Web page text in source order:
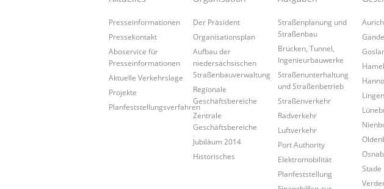
Presseinformationen
Pressekontakt
Aboservice für
Presseinformationen
Aktuelle Verkehrslage
Projekte
Planfeststellungsverfahren
Der Präsident
Organisationsplan
Aufbau der
niedersächsischen
Straßenbauverwaltung
Regionale
Geschäftsbereiche
Zentrale
Geschäftsbereiche
Jubiläum 2014
Historisches
Straßenplanung und
Straßenbau
Brücken, Tunnel,
Ingenieurbauwerke
Straßenunterhaltung
und Straßenbetrieb
Straßenverkehr
Radverkehr
Luftverkehr
Port Authority
Elektromobilität
Planfeststellung
Aurich
Goslar
Lingen
Stade